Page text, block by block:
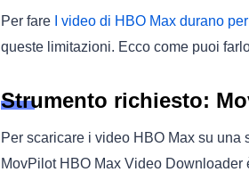
Per fare I video di HBO Max durano
queste limitazioni. Ecco come puoi
Strumento richiesto:
Per scaricare i video HBO Max su
MovPilot HBO Max Video Downloader